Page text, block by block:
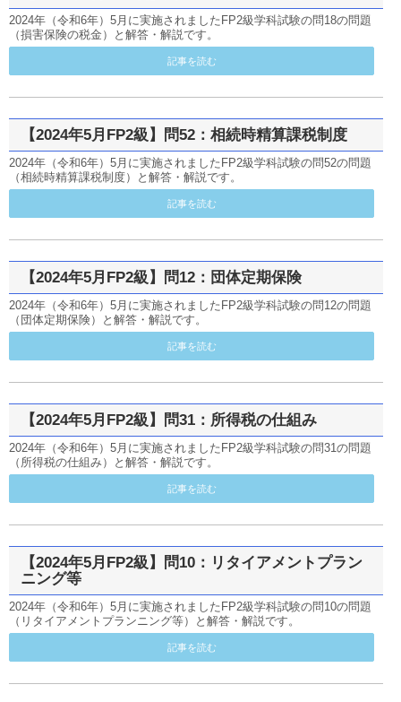
2024年（令和6年）5月に実施されましたFP2級学科試験の問18の問題
（損害保険の税金）と解答・解説です。
記事を読む
【2024年5月FP2級】問52：相続時精算課税制度
2024年（令和6年）5月に実施されましたFP2級学科試験の問52の問題
（相続時精算課税制度）と解答・解説です。
記事を読む
【2024年5月FP2級】問12：団体定期保険
2024年（令和6年）5月に実施されましたFP2級学科試験の問12の問題
（団体定期保険）と解答・解説です。
記事を読む
【2024年5月FP2級】問31：所得税の仕組み
2024年（令和6年）5月に実施されましたFP2級学科試験の問31の問題
（所得税の仕組み）と解答・解説です。
記事を読む
【2024年5月FP2級】問10：リタイアメントプラン
ニング等
2024年（令和6年）5月に実施されましたFP2級学科試験の問10の問題
（リタイアメントプランニング等）と解答・解説です。
記事を読む